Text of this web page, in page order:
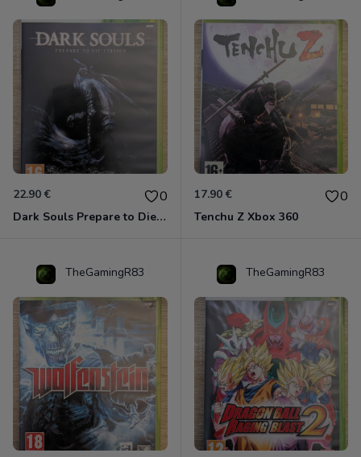
22.90 € 0
Dark Souls Prepare to Die Edition XBOX 360
17.90 € 0
Tenchu Z Xbox 360
TheGamingR83 TheGamingR83